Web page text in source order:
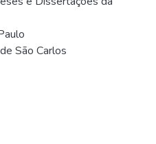
São Carlos